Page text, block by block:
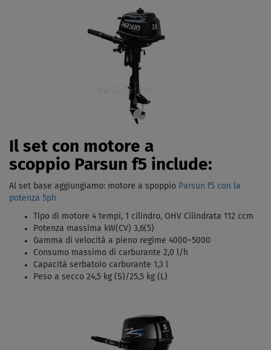
Il set con motore a
scoppio Parsun f5 include:
Al set base aggiungiamo: motore a spoppio Parsun f5 con la
potenza 5ph
Tipo di motore 4 tempi, 1 cilindro, OHV Cilindrata 112 ccm
Potenza massima kW(CV) 3,6(5)
Gamma di velocità a pieno regime 4000~5000
Consumo massimo di carburante 2,0 l/h
Capacità serbatoio carburante 1,3 l
Peso a secco 24,5 kg (S)/25,5 kg (L)